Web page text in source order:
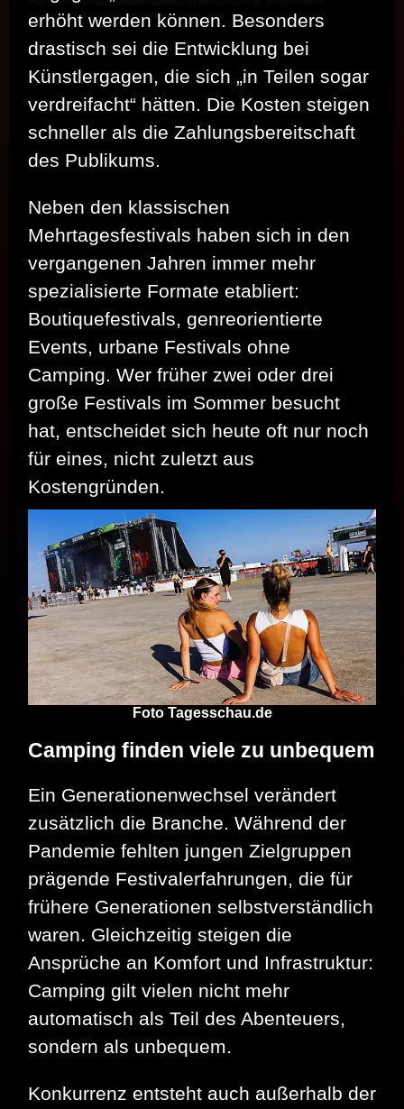
erhöht werden können. Besonders
drastisch sei die Entwicklung bei
Künstlergagen, die sich „in Teilen sogar
verdreifacht“ hätten. Die Kosten steigen
schneller als die Zahlungsbereitschaft
des Publikums.
Neben den klassischen
Mehrtagesfestivals haben sich in den
vergangenen Jahren immer mehr
spezialisierte Formate etabliert:
Boutiquefestivals, genreorientierte
Events, urbane Festivals ohne
Camping. Wer früher zwei oder drei
große Festivals im Sommer besucht
hat, entscheidet sich heute oft nur noch
für eines, nicht zuletzt aus
Kostengründen.
Foto Tagesschau.de
Camping finden viele zu unbequem
Ein Generationenwechsel verändert
zusätzlich die Branche. Während der
Pandemie fehlten jungen Zielgruppen
prägende Festivalerfahrungen, die für
frühere Generationen selbstverständlich
waren. Gleichzeitig steigen die
Ansprüche an Komfort und Infrastruktur:
Camping gilt vielen nicht mehr
automatisch als Teil des Abenteuers,
sondern als unbequem.
Konkurrenz entsteht auch außerhalb der